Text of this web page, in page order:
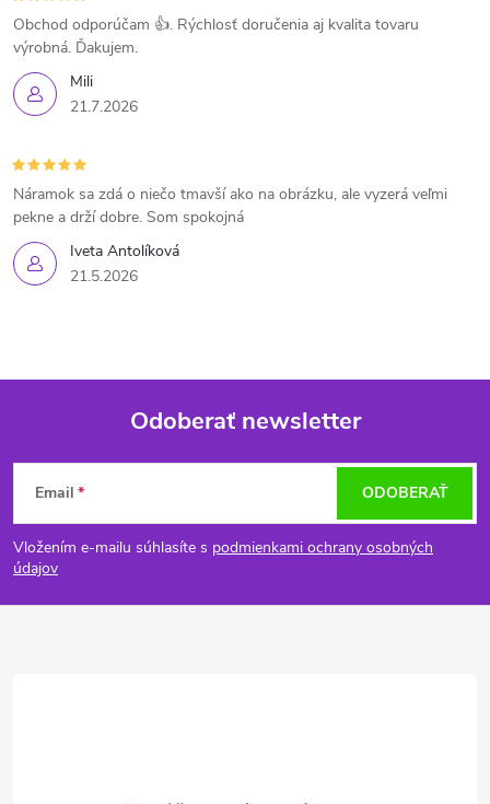
Mili
21.7.2026
Obchod odporúčam 👍. Rýchlosť doručenia aj kvalita tovaru
výrobná. Ďakujem.
Iveta Antolíková
21.5.2026
Náramok sa zdá o niečo tmavší ako na obrázku, ale vyzerá veľmi
pekne a drží dobre. Som spokojná
Z
á
p
Odoberať newsletter
Email
Vložením e-mailu súhlasíte s podmienkami ochrany osobných
údajov
ODOBERAŤ